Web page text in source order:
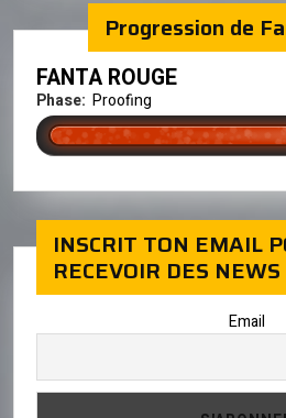
Progression de
FANTA ROUGE
Phase: Proofing
INSCRIT TON EMAIL
RECEVOIR DES NEWS
Email